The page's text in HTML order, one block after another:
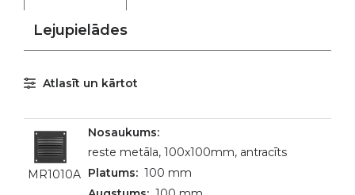
Lejupielādes
Atlasīt un kārtot
MR1010A
reste metāla, 100x100mm, antracīts
100 mm